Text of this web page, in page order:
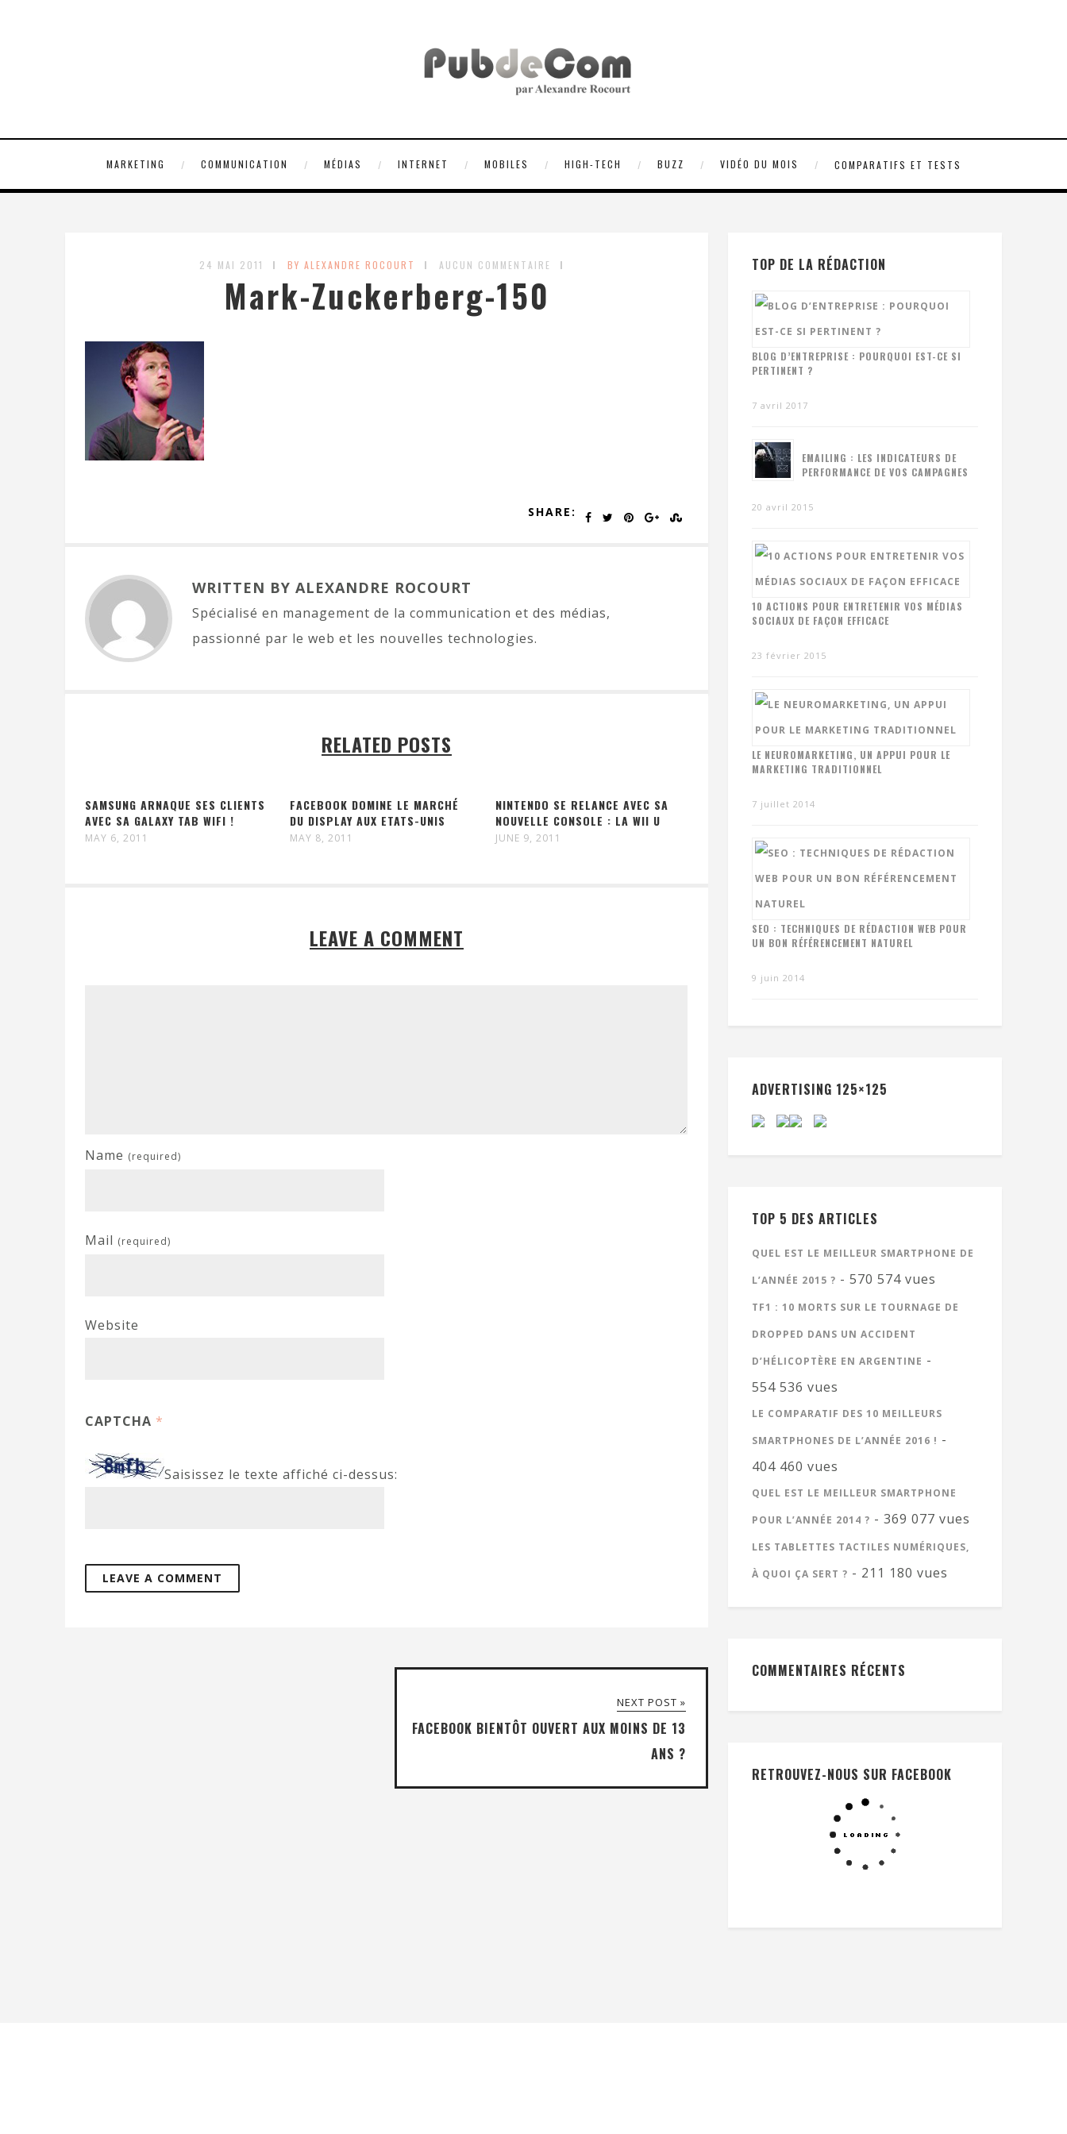
MARKETING COMMUNICATION MÉDIAS INTERNET MOBILES HIGH-TECH BUZZ VIDÉO DU MOIS COMPARATIFS ET TESTS
24 MAI 2011 BY ALEXANDRE ROCOURT AUCUN COMMENTAIRE
Mark-Zuckerberg-150
SHARE:
WRITTEN BY ALEXANDRE ROCOURT
Spécialisé en management de la communication et des médias,
passionné par le web et les nouvelles technologies.
RELATED POSTS
SAMSUNG ARNAQUE SES CLIENTS
AVEC SA GALAXY TAB WIFI !
MAY 6, 2011
FACEBOOK DOMINE LE MARCHÉ
DU DISPLAY AUX ETATS-UNIS
MAY 8, 2011
NINTENDO SE RELANCE AVEC SA
NOUVELLE CONSOLE : LA WII U
JUNE 9, 2011
LEAVE A COMMENT
Name (required)
Mail (required)
Website
CAPTCHA *
Saisissez le texte affiché ci-dessus:
NEXT POST »
FACEBOOK BIENTÔT OUVERT AUX MOINS DE 13
ANS ?
TOP DE LA RÉDACTION
BLOG D’ENTREPRISE : POURQUOI EST-CE SI
PERTINENT ?
7 avril 2017
EMAILING : LES INDICATEURS DE
PERFORMANCE DE VOS CAMPAGNES
20 avril 2015
10 ACTIONS POUR ENTRETENIR VOS MÉDIAS
SOCIAUX DE FAÇON EFFICACE
23 février 2015
LE NEUROMARKETING, UN APPUI POUR LE
MARKETING TRADITIONNEL
7 juillet 2014
SEO : TECHNIQUES DE RÉDACTION WEB POUR
UN BON RÉFÉRENCEMENT NATUREL
9 juin 2014
ADVERTISING 125×125
TOP 5 DES ARTICLES
QUEL EST LE MEILLEUR SMARTPHONE DE
L’ANNÉE 2015 ? - 570 574 vues
TF1 : 10 MORTS SUR LE TOURNAGE DE
DROPPED DANS UN ACCIDENT
D’HÉLICOPTÈRE EN ARGENTINE -
554 536 vues
LE COMPARATIF DES 10 MEILLEURS
SMARTPHONES DE L’ANNÉE 2016 ! -
404 460 vues
QUEL EST LE MEILLEUR SMARTPHONE
POUR L’ANNÉE 2014 ? - 369 077 vues
LES TABLETTES TACTILES NUMÉRIQUES,
À QUOI ÇA SERT ? - 211 180 vues
COMMENTAIRES RÉCENTS
RETROUVEZ-NOUS SUR FACEBOOK